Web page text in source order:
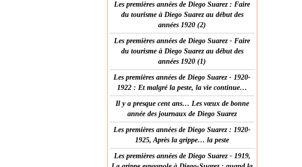
Les premières années de Diego Suarez : Faire
du tourisme à Diego Suarez au début des
années 1920 (2)
Les premières années de Diego Suarez - Faire
du tourisme à Diego Suarez au début des
années 1920 (1)
Les premières années de Diego Suarez - 1920-
1922 : Et malgré la peste, la vie continue…
Il y a presque cent ans… Les vœux de bonne
année des journaux de Diego Suarez
Les premières années de Diego Suarez : 1920-
1925, Après la grippe… la peste
Les premières années de Diego Suarez - 1919,